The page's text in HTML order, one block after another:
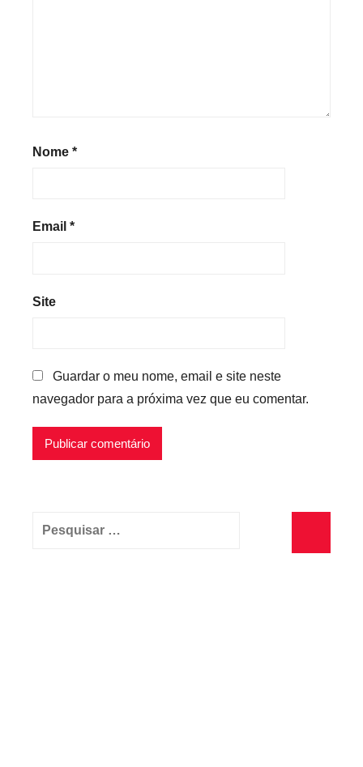
Nome *
Email *
Site
Guardar o meu nome, email e site neste
navegador para a próxima vez que eu comentar.
Pesquisar